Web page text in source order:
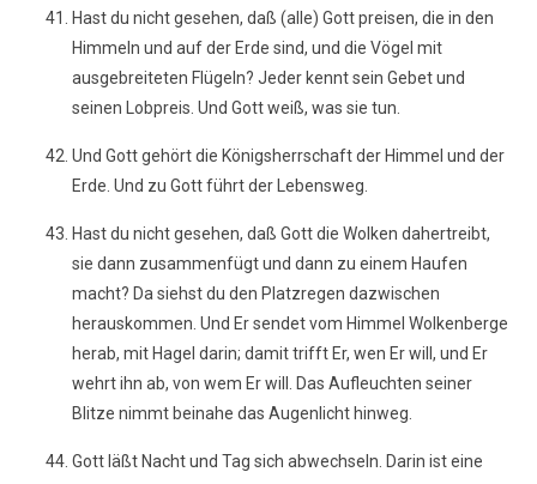
Hast du nicht gesehen, daß (alle) Gott preisen, die in den
Himmeln und auf der Erde sind, und die Vögel mit
ausgebreiteten Flügeln? Jeder kennt sein Gebet und
seinen Lobpreis. Und Gott weiß, was sie tun.
Und Gott gehört die Königsherrschaft der Himmel und der
Erde. Und zu Gott führt der Lebensweg.
Hast du nicht gesehen, daß Gott die Wolken dahertreibt,
sie dann zusammenfügt und dann zu einem Haufen
macht? Da siehst du den Platzregen dazwischen
herauskommen. Und Er sendet vom Himmel Wolkenberge
herab, mit Hagel darin; damit trifft Er, wen Er will, und Er
wehrt ihn ab, von wem Er will. Das Aufleuchten seiner
Blitze nimmt beinahe das Augenlicht hinweg.
Gott läßt Nacht und Tag sich abwechseln. Darin ist eine